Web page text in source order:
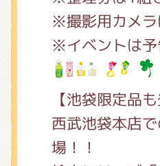
※撮影用カメラ
※イベントは予
【池袋限定品も
西武池袋本店で
場！！